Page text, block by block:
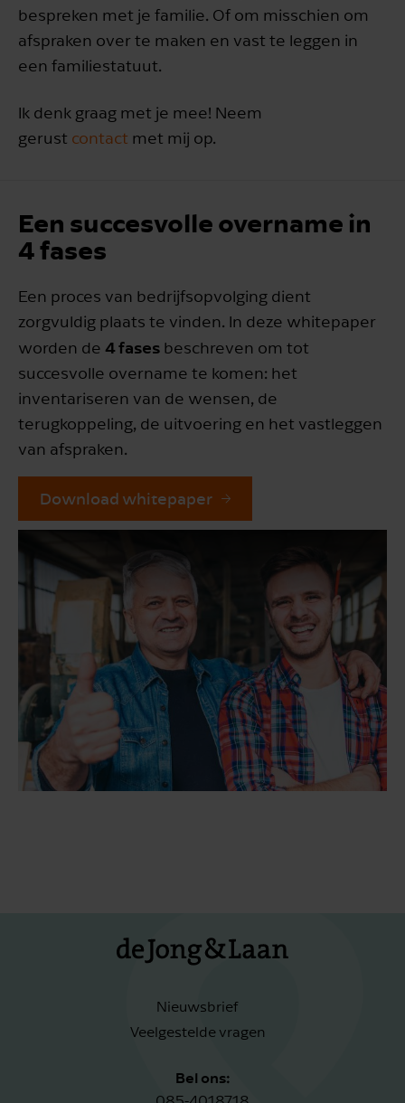
bespreken met je familie. Of om misschien om
afspraken over te maken en vast te leggen in
een familiestatuut.
Ik denk graag met je mee! Neem
gerust contact met mij op.
Een succesvolle overname in
4 fases
Een proces van bedrijfsopvolging dient
zorgvuldig plaats te vinden. In deze whitepaper
worden de 4 fases beschreven om tot
succesvolle overname te komen: het
inventariseren van de wensen, de
terugkoppeling, de uitvoering en het vastleggen
van afspraken.
Download whitepaper
Nieuwsbrief
Veelgestelde vragen
Bel ons: